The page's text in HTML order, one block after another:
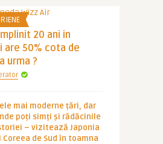
20 ani in
are 50% cota de
urma ?
mai moderne țări, dar
poți simți și rădăcinile
– vizitează Japonia
Coreea de Sud în toamna